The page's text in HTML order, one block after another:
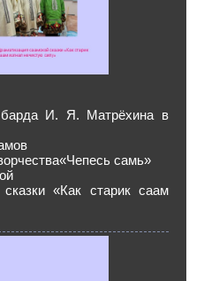
барда И. Я. Матрёхина в
самь»
«Как старик саам